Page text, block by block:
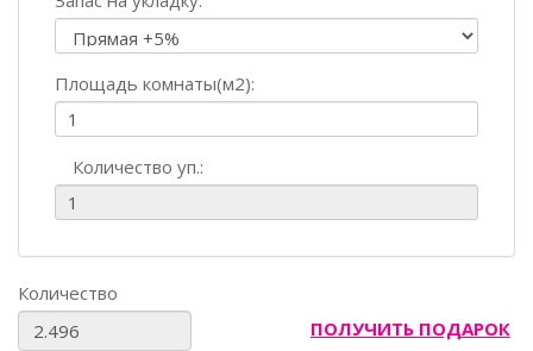
Площадь комнаты(м2):
Количество уп.:
Количество
ПОЛУЧИТЬ ПОДАРОК